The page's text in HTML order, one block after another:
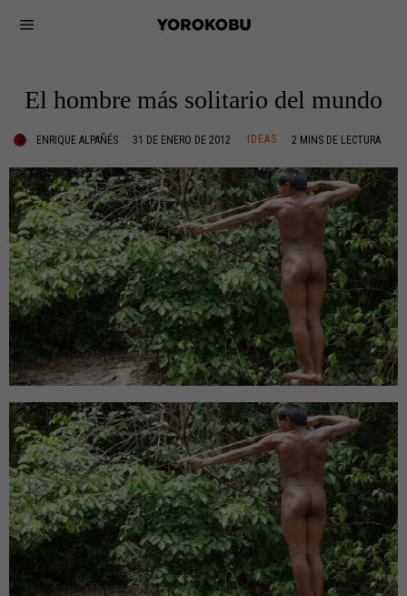
El hombre más solitario del mundo
ENRIQUE ALPAÑÉS 31 DE ENERO DE 2012 IDEAS 2 MINS DE LECTURA